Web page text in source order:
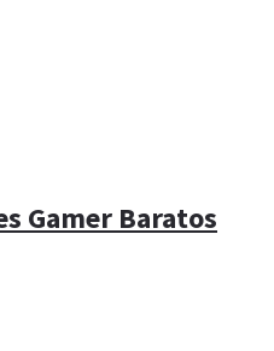
Gamer Baratos